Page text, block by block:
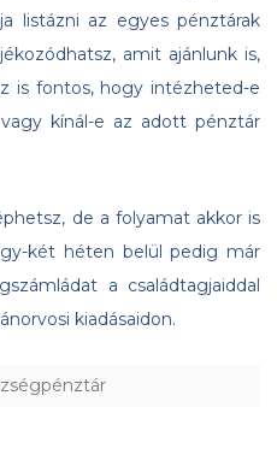
listázni az egyes pénztárak
amit ajánlunk is,
is fontos, hogy intézheted-e
kínál-e az adott pénztár
de a folyamat akkor is
két héten belül pedig már
a családtagjaiddal
kiadásaidon.